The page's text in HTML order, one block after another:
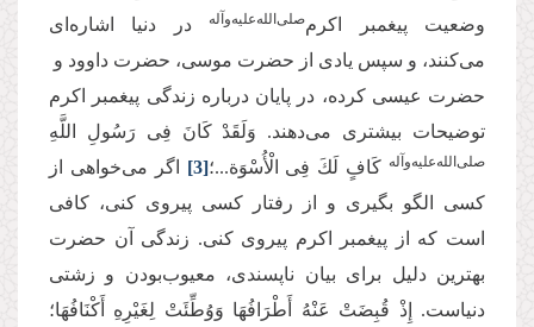
وضعیت پیغمبر اکرم‌صلی‌الله‌علیه‌وآله
در دنیا اشاره‌ای
می‌کنند، و سپس یادی از حضرت موسی، حضرت داوود و
حضرت عیسی کرده، در پایان درباره زندگی پیغمبر اکرم
توضیحات بیشتری می‌دهند. وَلَقَدْ كَانَ‏ فِی‏ رَسُولِ‏ اللَّهِ‏
‌‌صلی‌الله‌علیه‌وآله كَافٍ لَكَ فِی الْأُسْوَة...؛[3] اگر می‌خواهی از
کسی الگو بگیری و از رفتار کسی پیروی کنی، کافی
است که از پیغمبر اکرم پیروی کنی. زندگی آن حضرت
بهترین دلیل برای بیان ناپسندی، معیوب‌بودن و زشتی
دنیاست. إِذْ قُبِضَتْ عَنْهُ أَطْرَافُهَا وَوُطِّئَتْ لِغَیْرِهِ أَكْنَافُهَا؛